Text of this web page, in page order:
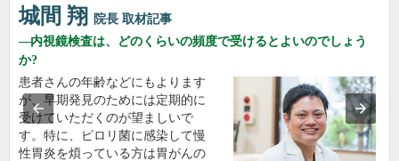
城間 翔 院長 取材記事
内視鏡検査は、どのくらいの頻度で受けるとよいのでしょう
か?
患者さんの年齢などにもよります
が、早期発見のためには定期的に
受けていただくのが望ましいで
す。特に、ピロリ菌に感染して慢
性胃炎を煩っている方は胃がんの